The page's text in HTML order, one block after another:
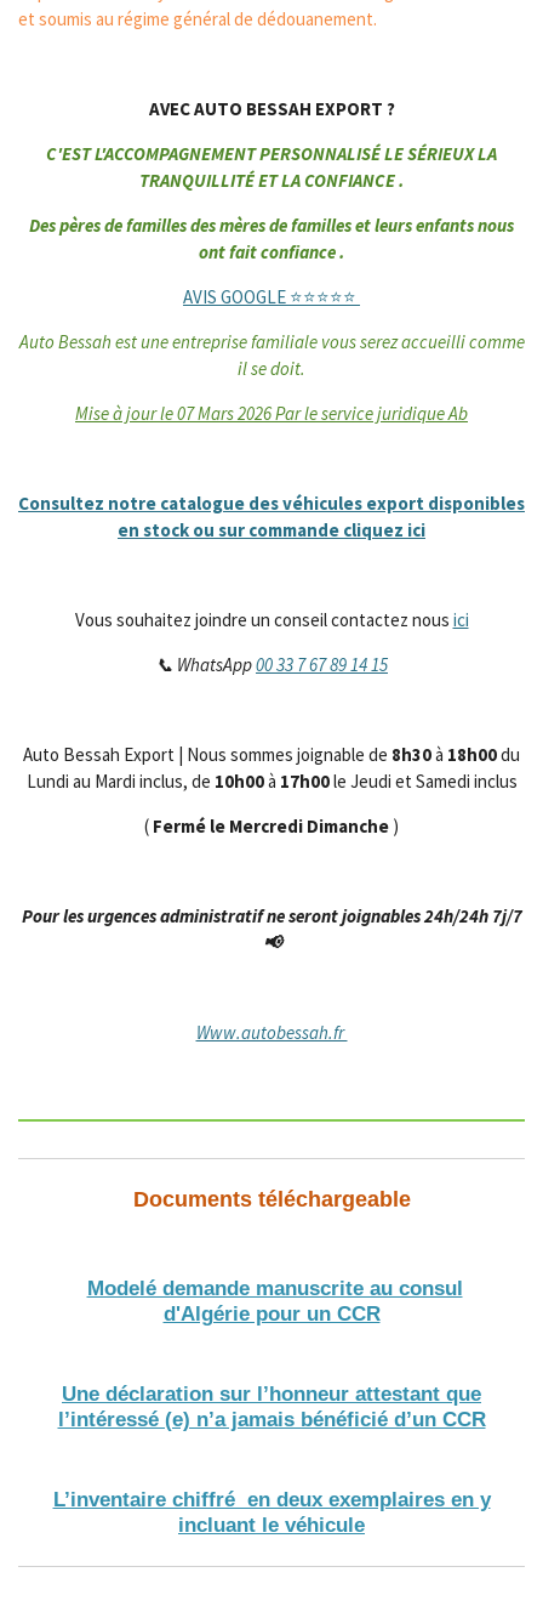
et soumis au régime général de dédouanement.
AVEC AUTO BESSAH EXPORT ?
C'ESTL'ACCOMPAGNEMENT PERSONNALISÉ LESÉRIEUX LA
TRANQUILLITÉ ET LA CONFIANCE .
Des pères de familles des mères de familles et leurs enfants nous
ont fait confiance .
AVIS GOOGLE ⭐️⭐️⭐️⭐️⭐️
Auto Bessah est une entreprise familiale vous serez accueilli comme
il se doit.
Mise à jour le 07 Mars 2026 Par le service juridique Ab
Consultez notre catalogue des véhicules export disponibles
en stock ou sur commande cliquez ici
Vous souhaitez joindre un conseil contactez nous ici
📞 WhatsApp00 33 7 67 89 14 15
Auto Bessah Export | Nous sommes joignable de 8h30à 18h00du
Lundi au Mardi inclus, de 10h00à 17h00le Jeudi et Samedi inclus
( Fermé le Mercredi Dimanche )
Pour les urgences administratif ne seront joignables 24h/24h 7j/7
📢
Www.autobessah.fr
Documents téléchargeable
Modelé demande manuscrite au consul
d'Algérie pour un CCR
Une déclaration sur l’honneur attestant que
l’intéressé (e) n’a jamais bénéficié d’un CCR
L’inventaire chiffré en deux exemplaires en y
incluant le véhicule